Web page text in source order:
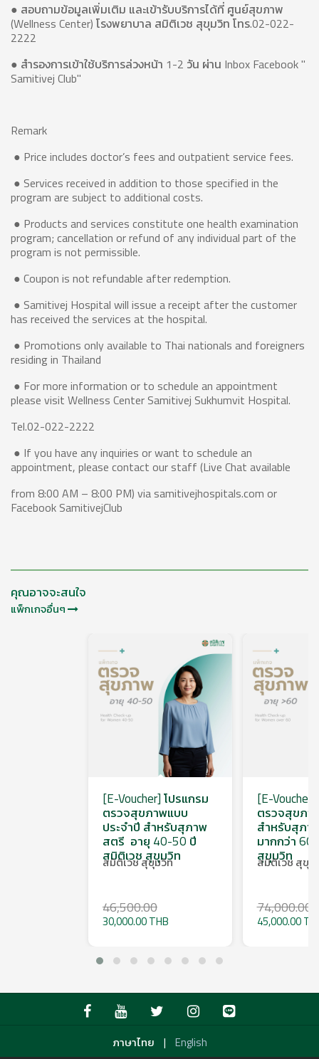
● สอบถามข้อมูลเพิ่มเติม และเข้ารับบริการได้ที่ ศูนย์สุขภาพ
(Wellness Center) โรงพยาบาล สมิติเวช สุขุมวิท โทร.02-022-
2222
● สำรองการเข้าใช้บริการล่วงหน้า 1-2 วัน ผ่าน Inbox Facebook "
Samitivej Club"
Remark
● Price includes doctor’s fees and outpatient service fees.
● Services received in addition to those specified in the
program are subject to additional costs.
● Products and services constitute one health examination
program; cancellation or refund of any individual part of the
program is not permissible.
● Coupon is not refundable after redemption.
● Samitivej Hospital will issue a receipt after the customer
has received the services at the hospital.
● Promotions only available to Thai nationals and foreigners
residing in Thailand
● For more information or to schedule an appointment
please visit Wellness Center Samitivej Sukhumvit Hospital.
Tel.02-022-2222
● If you have any inquiries or want to schedule an
appointment, please contact our staff (Live Chat available
from 8:00 AM – 8:00 PM) via samitivejhospitals.com or
Facebook SamitivejClub
คุณอาจจะสนใจ
แพ็กเกจอื่นๆ
[E-Voucher] โปรแกรม
ตรวจสุขภาพแบบ
ประจำปี สำหรับสุภาพ
สตรี อายุ 40-50 ปี
สมิติเวช สุขุมวิท
สมิติเวช สุขุมวิท
46,500.00
30,000.00 THB
[E-
ตรวจสุขภา
สำหรับสุภา
มากกว่า 60
สุขุมวิท
สมิติเวช สุขุม
74,000.00
45,000.00
ภาษาไทย | English